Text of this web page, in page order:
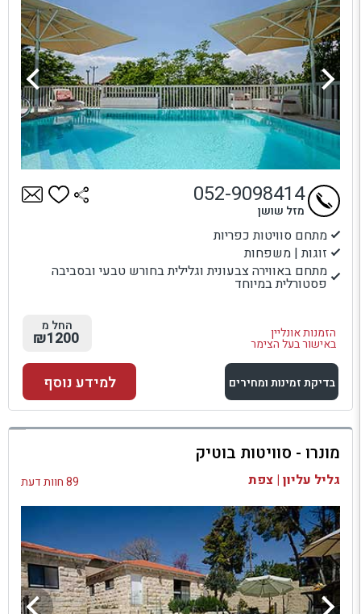
מתחם סוויטות כפריות
זוגות | משפחות
מתחם באווירה צבעונית וגלילית בחורש טבעי ובסביבה
פסטורלית במיוחד
הזמנות אונליין
באישור בעל הצימר
052-9098414
מזל שושן
החל מ
₪1200
בדיקת זמינות ומחירים
למתחם זה
בדיקת זמינות ומחירים
למידע נוסף
מונרו - סוויטות בוטיק
גליל עליון | צפת 89 חוות דעת